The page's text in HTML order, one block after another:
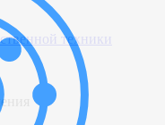
техники